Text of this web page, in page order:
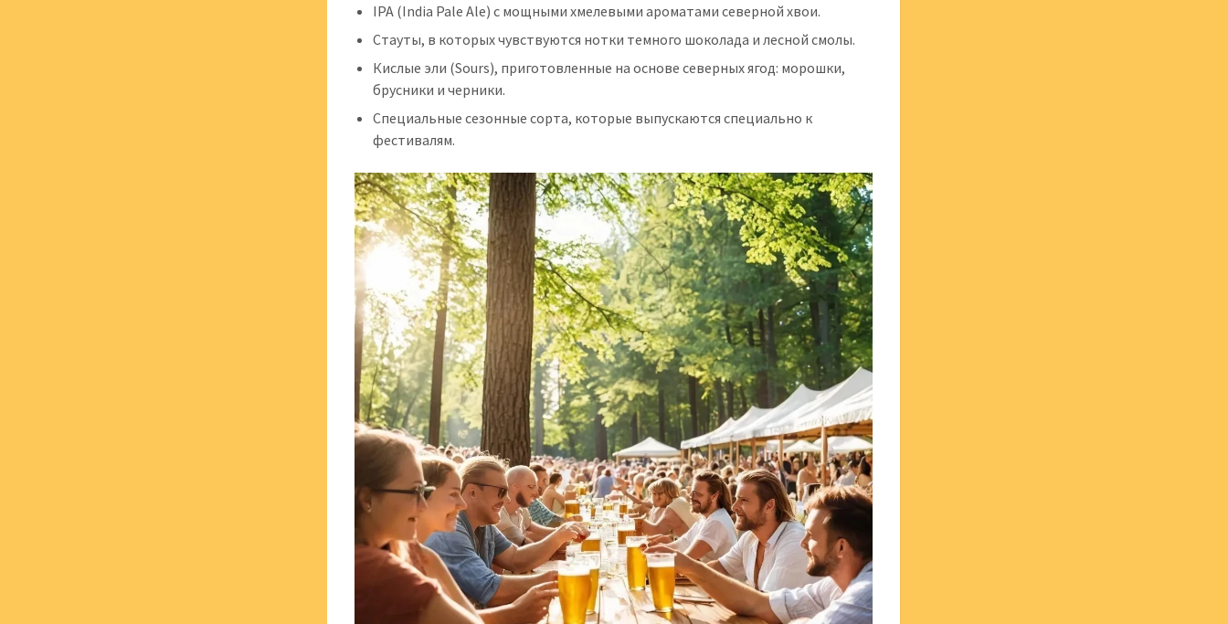
IPA (India Pale Ale) с мощными хмелевыми ароматами северной хвои.
Стауты, в которых чувствуются нотки темного шоколада и лесной смолы.
Кислые эли (Sours), приготовленные на основе северных ягод: морошки,
брусники и черники.
Специальные сезонные сорта, которые выпускаются специально к
фестивалям.